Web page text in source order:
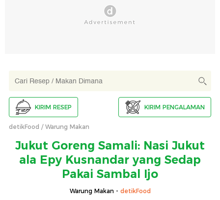
KIRIM RESEP KIRIM PENGALAMAN
detikFood Warung Makan
Jukut Goreng Samali: Nasi Jukut
ala Epy Kusnandar yang Sedap
Pakai Sambal Ijo
Warung Makan - detikFood